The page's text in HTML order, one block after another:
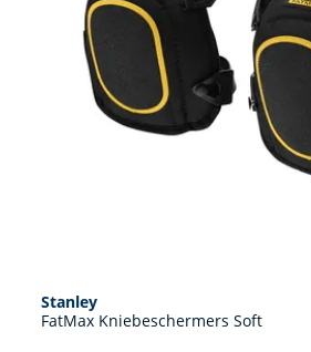
Stanley
FatMax Kniebeschermers Soft